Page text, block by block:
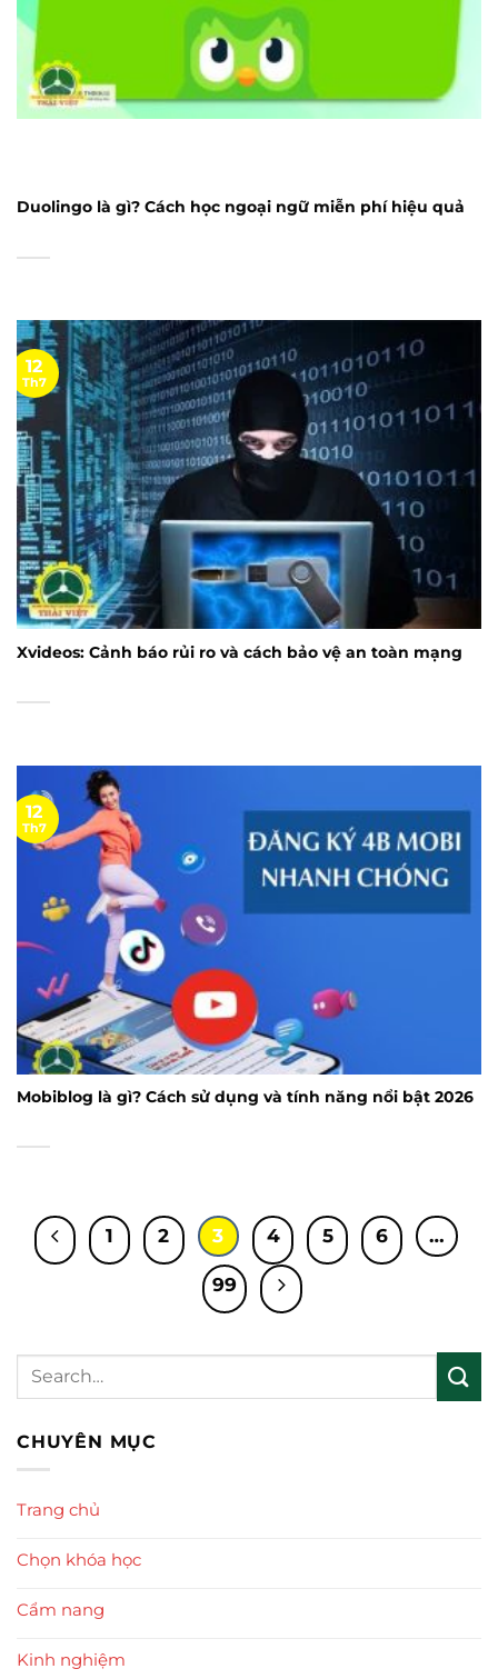
Duolingo là gì? Cách học ngoại ngữ miễn phí hiệu quả
Xvideos: Cảnh báo rủi ro và cách bảo vệ an toàn mạng
12
Th7
Mobiblog là gì? Cách sử dụng và tính năng nổi bật 2026
12
Th7
1 2 3 4 5 6 …
99
CHUYÊN MỤC
Trang chủ
Chọn khóa học
Cẩm nang
Kinh nghiệm